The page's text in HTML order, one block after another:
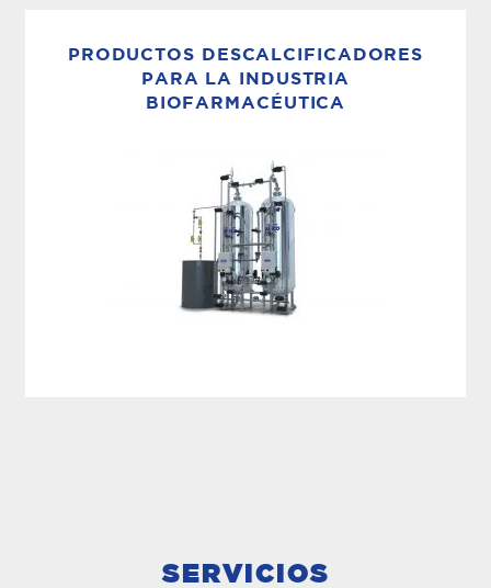
utilizan membranas altamente eficientes que
eliminan las operaciones menos valiosas al
tiempo que mejoran sustancialmente la calidad
unidades de UF de MECO...
PRODUCTOS DESCALCIFICADORES
PARA LA INDUSTRIA
BIOFARMACÉUTICA
SERVICIOS